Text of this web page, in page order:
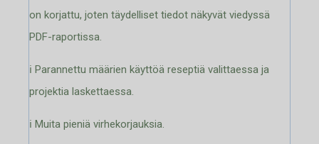
on korjattu, joten täydelliset tiedot näkyvät viedyssä
PDF-raportissa.
ℹ️ Parannettu määrien käyttöä reseptiä valittaessa ja
projektia laskettaessa.
ℹ️ Muita pieniä virhekorjauksia.